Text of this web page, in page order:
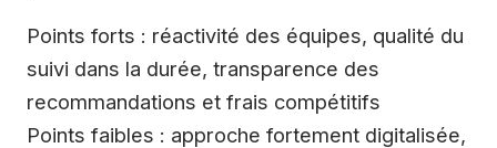
Points forts : réactivité des équipes, qualité du
suivi dans la durée, transparence des
recommandations et frais compétitifs
Points faibles : approche fortement digitalisée,